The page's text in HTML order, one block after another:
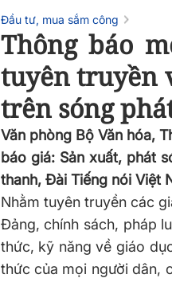
Đầu tư, mua sắm công
Thông báo
tuyên truyền
trên sóng
Văn phòng Bộ Văn hóa,
báo giá: Sản xuất, phát
thanh, Đài Tiếng nói Việt
Nhằm tuyên truyền các
Đảng, chính sách, pháp
thức, kỹ năng về giáo
thức của mọi người dân,